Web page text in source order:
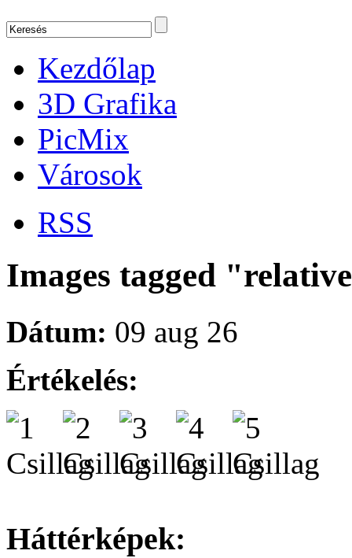
Kezdőlap
3D Grafika
PicMix
Városok
RSS
Images tagged
Dátum: 09 aug 26
Értékelés:
Háttérképek: